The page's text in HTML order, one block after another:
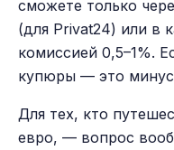
сможете только
(для Privat24) или в
комиссией 0,5–1%.
купюры — это
Для тех, кто
евро, — вопрос